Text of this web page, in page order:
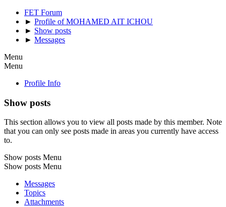
FET Forum
► Profile of MOHAMED AIT ICHOU
► Show posts
► Messages
Menu
Menu
Profile Info
Show posts
This section allows you to view all posts made by this member. Note
that you can only see posts made in areas you currently have access
to.
Show posts Menu
Show posts Menu
Messages
Topics
Attachments